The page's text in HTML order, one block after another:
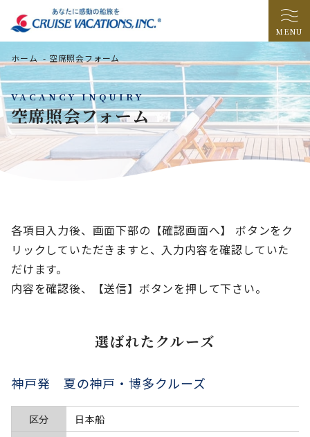
MENU
VACANCY INQUIRY
空席照会フォーム
ホーム - 空席照会フォーム
各項目入力後、画面下部の【確認画面へ】 ボタンをク
リックしていただきますと、入力内容を確認していた
だけます。
内容を確認後、【送信】ボタンを押して下さい。
選ばれたクルーズ
神戸発 夏の神戸・博多クルーズ
区分
日本船